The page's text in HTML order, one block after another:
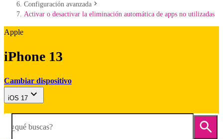
Configuración avanzada
Activar o desactivar la eliminación automática de apps no utilizadas
Apple
iPhone 13
Cambiar dispositivo
iOS 17
¿qué buscas?